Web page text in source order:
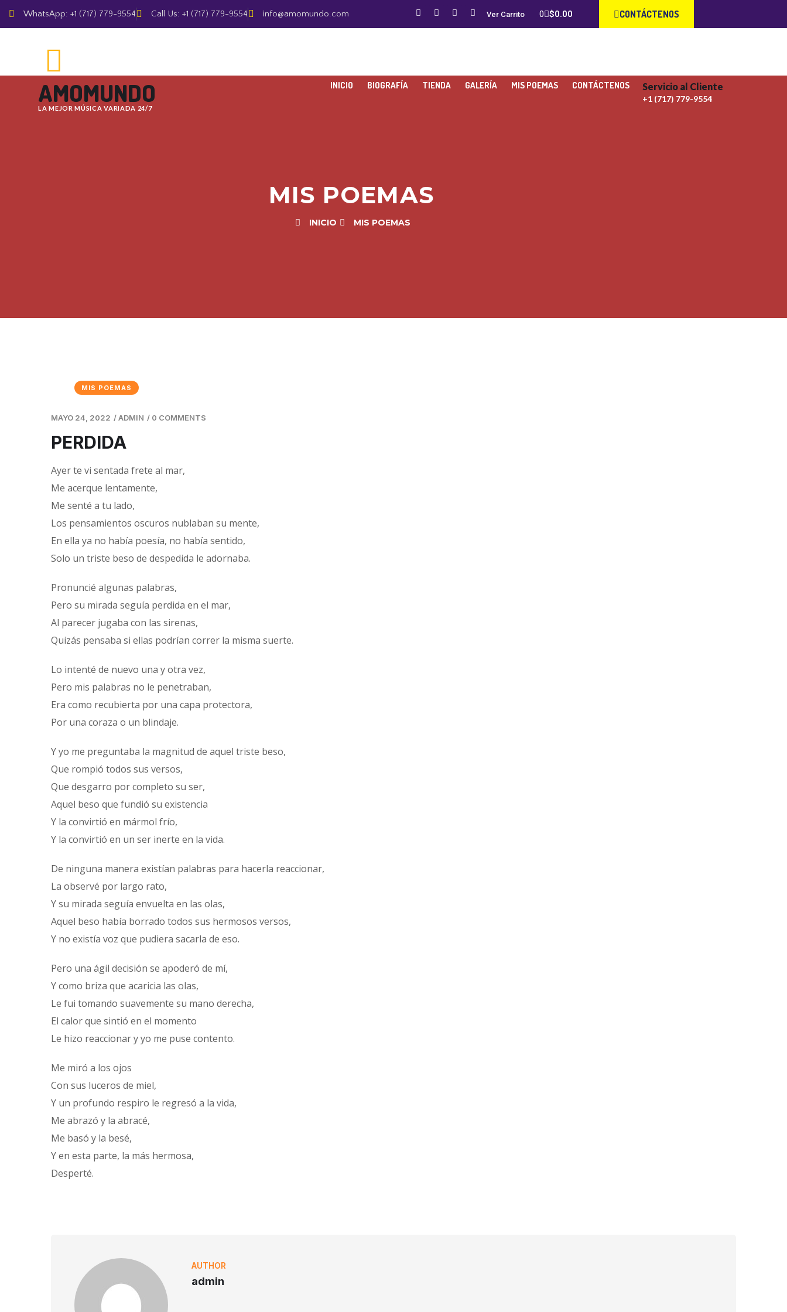
WhatsApp: +1 (717) 779-9554 Call Us: +1 (717) 779-9554 info@amomundo.com Ver Carrito $0.00 CONTÁCTENOS
AMOMUNDO
LA MEJOR MÚSICA VARIADA 24/7
INICIO BIOGRAFÍA TIENDA GALERÍA MIS POEMAS CONTÁCTENOS Servicio al Cliente
+1 (717) 779-9554
MIS POEMAS
INICIO MIS POEMAS
MIS POEMAS
MAYO 24, 2022 /ADMIN / 0 COMMENTS
PERDIDA
Ayer te vi sentada frete al mar,
Me acerque lentamente,
Me senté a tu lado,
Los pensamientos oscuros nublaban su mente,
En ella ya no había poesía, no había sentido,
Solo un triste beso de despedida le adornaba.
Pronuncié algunas palabras,
Pero su mirada seguía perdida en el mar,
Al parecer jugaba con las sirenas,
Quizás pensaba si ellas podrían correr la misma suerte.
Lo intenté de nuevo una y otra vez,
Pero mis palabras no le penetraban,
Era como recubierta por una capa protectora,
Por una coraza o un blindaje.
Y yo me preguntaba la magnitud de aquel triste beso,
Que rompió todos sus versos,
Que desgarro por completo su ser,
Aquel beso que fundió su existencia
Y la convirtió en mármol frío,
Y la convirtió en un ser inerte en la vida.
De ninguna manera existían palabras para hacerla reaccionar,
La observé por largo rato,
Y su mirada seguía envuelta en las olas,
Aquel beso había borrado todos sus hermosos versos,
Y no existía voz que pudiera sacarla de eso.
Pero una ágil decisión se apoderó de mí,
Y como briza que acaricia las olas,
Le fui tomando suavemente su mano derecha,
El calor que sintió en el momento
Le hizo reaccionar y yo me puse contento.
Me miró a los ojos
Con sus luceros de miel,
Y un profundo respiro le regresó a la vida,
Me abrazó y la abracé,
Me basó y la besé,
Y en esta parte, la más hermosa,
Desperté.
AUTHOR
admin